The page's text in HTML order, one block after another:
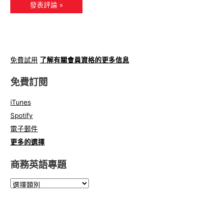
免費試用 了解有關會員資格的更多信息
免費訂閱
iTunes
Spotify
電子郵件
更多的選擇
商務英語專題